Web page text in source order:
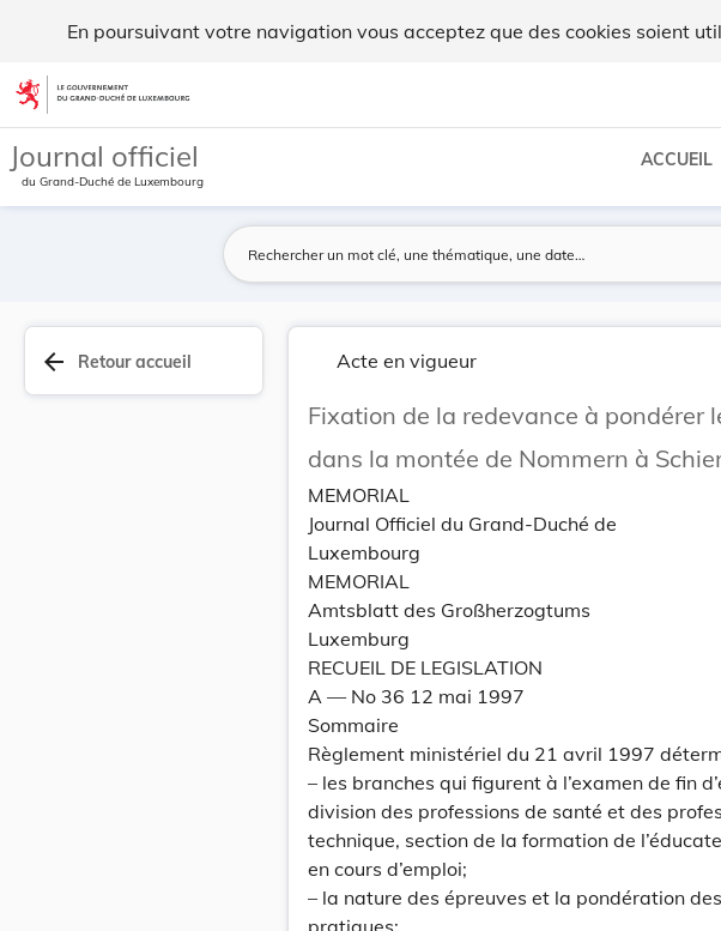
En poursuivant votre navigation vous acceptez que des cookies soient
Aller au contenu
Journal officiel
du Grand-Duché de Luxembourg
ACCUEIL
arrow_back Retour accueil Acte en vigueur
Fixation de la redevance à
dans la montée de Nommern à
MEMORIAL
Journal Officiel du Grand-Duché de
Luxembourg
MEMORIAL
Amtsblatt des Großherzogtums
Luxemburg
RECUEIL DE LEGISLATION
A — No 36 12 mai 1997
Sommaire
Règlement ministériel du 21 avril 1997
– les branches qui figurent à l’examen de fin
division des professions de santé et des
technique, section de la formation de
en cours d’emploi;
– la nature des épreuves et la pondération
pratiques;